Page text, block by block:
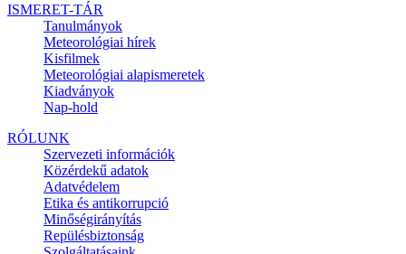
ISMERET-TÁR
Tanulmányok
Meteorológiai hírek
Kisfilmek
Meteorológiai alapismeretek
Kiadványok
Nap-hold
RÓLUNK
Szervezeti információk
Közérdekű adatok
Adatvédelem
Etika és antikorrupció
Minőségirányítás
Repülésbiztonság